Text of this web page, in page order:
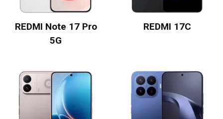
REDMI Note 17 Pro
5G
REDMI 17C